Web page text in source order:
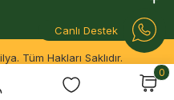
Canlı Destek
0
Tüm Hakları Saklıdır.
-Soft